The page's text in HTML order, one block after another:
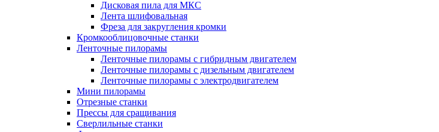
Дисковая пила для МКС
Лента шлифовальная
Фреза для закругления кромки
Кромкооблицовочные станки
Ленточные пилорамы
Ленточные пилорамы с гибридным двигателем
Ленточные пилорамы с дизельным двигателем
Ленточные пилорамы с электродвигателем
Мини пилорамы
Отрезные станки
Прессы для сращивания
Сверлильные станки